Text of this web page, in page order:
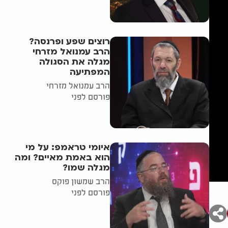
רוצים שפע ופרנסה?
הרב עמנואל מזרחי
מגלה את הסגולה
המפתיעה
הרב עמנואל מזרחי
פורסם לפני
איומי טראמפ: על מי
הוא באמת מאיים? ומה
מגלה שמו?
הרב שמשון פוקס
פורסם לפני